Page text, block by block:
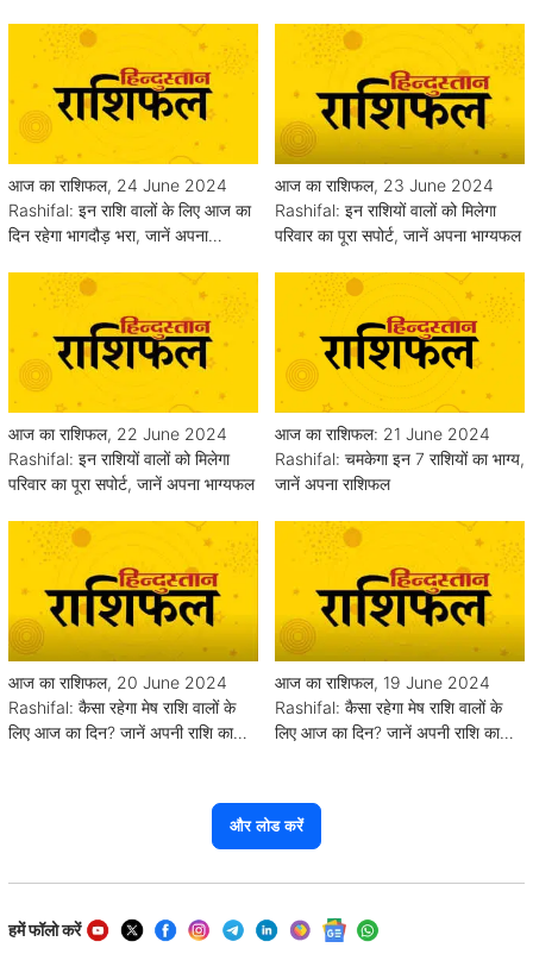
आज का राशिफल, 24 June 2024
Rashifal: इन राशि वालों के लिए आज का
दिन रहेगा भागदौड़ भरा, जानें अपना
आज का राशिफल, 23 June 2024
Rashifal: इन राशियों वालों को मिलेगा
परिवार का पूरा सपोर्ट, जानें अपना भाग्यफल
आज का राशिफल, 22 June 2024
Rashifal: इन राशियों वालों को मिलेगा
परिवार का पूरा सपोर्ट, जानें अपना भाग्यफल
आज का राशिफल: 21 June 2024
Rashifal: चमकेगा इन 7 राशियों का भाग्य,
जानें अपना राशिफल
आज का राशिफल, 20 June 2024
Rashifal: कैसा रहेगा मेष राशि वालों के
लिए आज का दिन? जानें अपनी राशि का
आज का राशिफल, 19 June 2024
Rashifal: कैसा रहेगा मेष राशि वालों के
लिए आज का दिन? जानें अपनी राशि का
और लोड करें
हमें फॉलो करें